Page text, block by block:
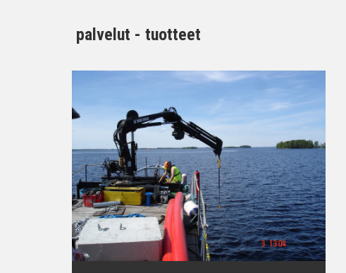
palvelut - tuotteet